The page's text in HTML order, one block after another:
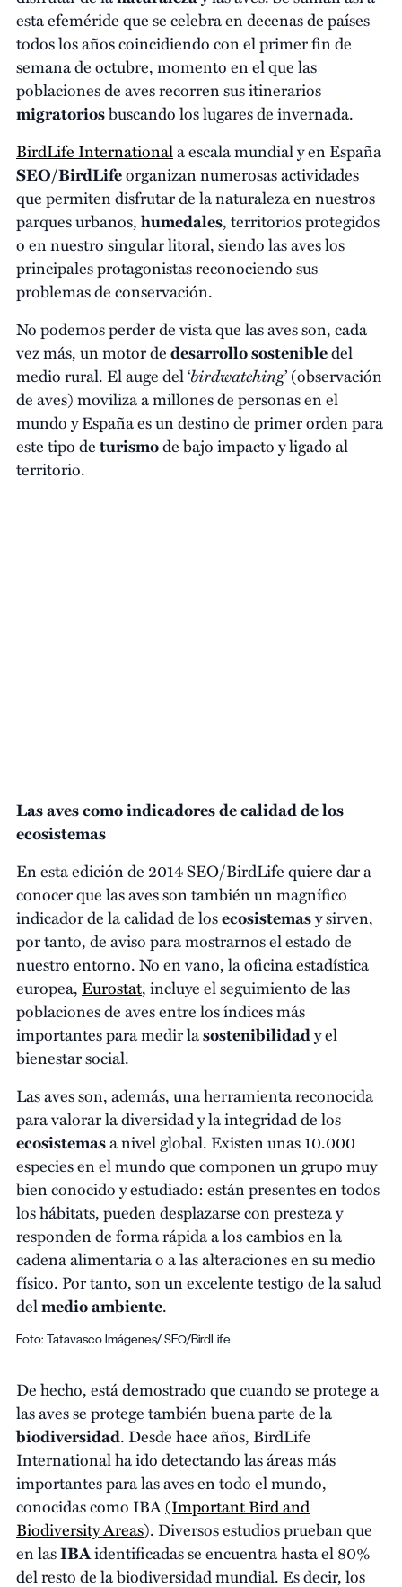
esta efeméride que se celebra en decenas de países
todos los años coincidiendo con el primer fin de
semana de octubre, momento en el que las
poblaciones de aves recorren sus itinerarios
migratoriosbuscando los lugares de invernada.
BirdLife Internationala escala mundial y en España
SEO/BirdLifeorganizan numerosas actividades
que permiten disfrutar de la naturaleza en nuestros
parques urbanos,humedales, territorios protegidos
o en nuestro singular litoral, siendo las aves los
principales protagonistas reconociendo sus
problemas de conservación.
No podemos perder de vista que las aves son, cada
vez más, un motor dedesarrollo sostenibledel
medio rural. El auge del ‘birdwatching’ (observación
de aves) moviliza a millones de personas en el
mundo y España es un destino de primer orden para
este tipo deturismode bajo impacto y ligado al
territorio.
Las aves como indicadores de calidad de los
ecosistemas
En esta edición de 2014 SEO/BirdLife quiere dar a
conocer que las aves son también un magnífico
indicador de la calidad de losecosistemasy sirven,
por tanto, de aviso para mostrarnos el estado de
nuestro entorno. No en vano, la oficina estadística
europea, Eurostat, incluye el seguimiento de las
poblaciones de aves entre los índices más
importantes para medir lasostenibilidady el
bienestar social.
Las aves son, además, una herramienta reconocida
para valorar la diversidad y la integridad de los
ecosistemasa nivel global. Existen unas 10.000
especies en el mundo que componen un grupo muy
bien conocido y estudiado: están presentes en todos
los hábitats, pueden desplazarse con presteza y
responden de forma rápida a los cambios en la
cadena alimentaria o a las alteraciones en su medio
físico. Por tanto, son un excelente testigo de la salud
delmedio ambiente.
Foto: Tatavasco Imágenes/ SEO/BirdLife
De hecho, está demostrado que cuando se protege a
las aves se protege también buena parte de la
biodiversidad. Desde hace años, BirdLife
International ha ido detectando las áreas más
importantes para las aves en todo el mundo,
conocidas como IBA(Important Bird and
Biodiversity Areas). Diversos estudios prueban que
en lasIBAidentificadas se encuentra hasta el 80%
del resto de la biodiversidad mundial. Es decir, los